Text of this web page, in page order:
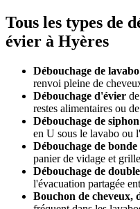
Tous les types de
évier à Hyères
Débouchage de lavabo
renvoi pleine de
Débouchage d'évier
restes alimentaires ou
Débouchage de siphon
en U sous le lavabo ou
Débouchage de bonde
panier de vidage et
Débouchage de
l'évacuation partagée
Bouchon de cheveux,